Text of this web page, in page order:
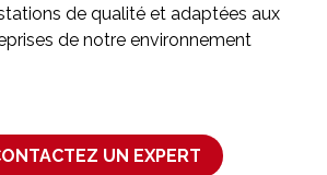
de qualité et adaptées aux
de notre environnement
UN EXPERT